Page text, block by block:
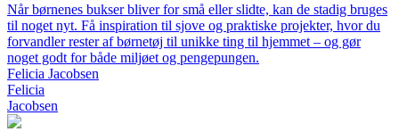
Når børnenes bukser bliver for små eller slidte, kan de stadig bruges
til noget nyt. Få inspiration til sjove og praktiske projekter, hvor du
forvandler rester af børnetøj til unikke ting til hjemmet – og gør
noget godt for både miljøet og pengepungen.
Felicia Jacobsen
Felicia
Jacobsen